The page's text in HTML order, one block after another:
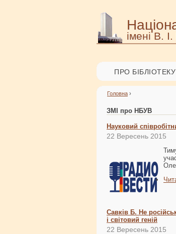
імені В.
ПРО БІБЛІОТЕКУ
Головна ›
ЗМІ про НБУВ
Науковий
22 Вересень 2015
Савків Б. Не
і світовий геній
22 Вересень 2015